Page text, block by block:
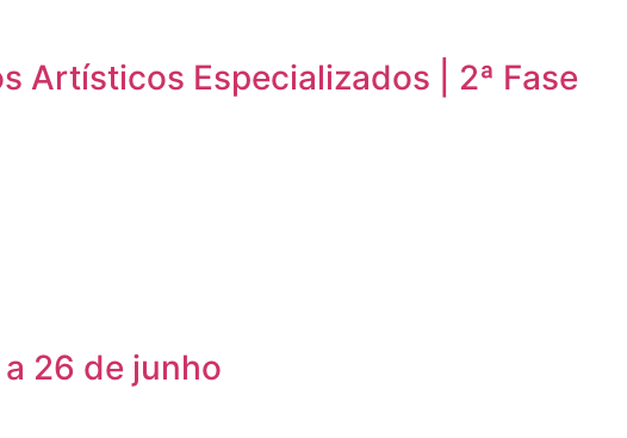
Artísticos Especializados | 2ª Fase
26 de junho